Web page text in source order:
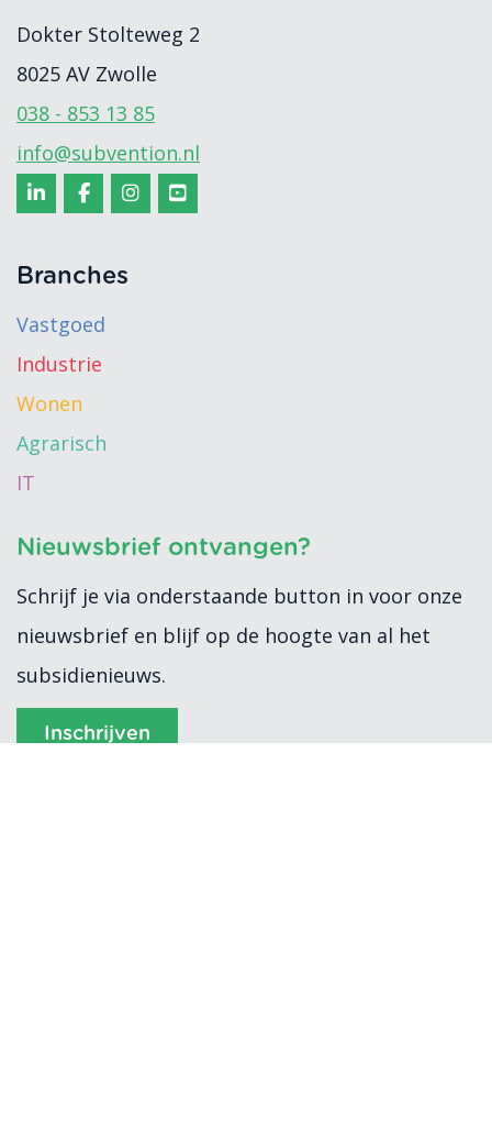
Dokter Stolteweg 2
8025 AV Zwolle
038 - 853 13 85
info@subvention.nl
Branches
Vastgoed
Industrie
Wonen
Agrarisch
IT
Nieuwsbrief ontvangen?
Schrijf je via onderstaande button in voor onze
nieuwsbrief en blijf op de hoogte van al het
subsidienieuws.
Inschrijven